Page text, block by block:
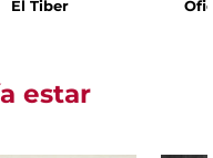
El Tiber
estar